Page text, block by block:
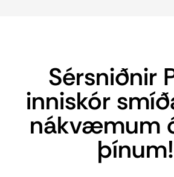
Sérsniðnir
inniskór
nákvæmum
þínum!